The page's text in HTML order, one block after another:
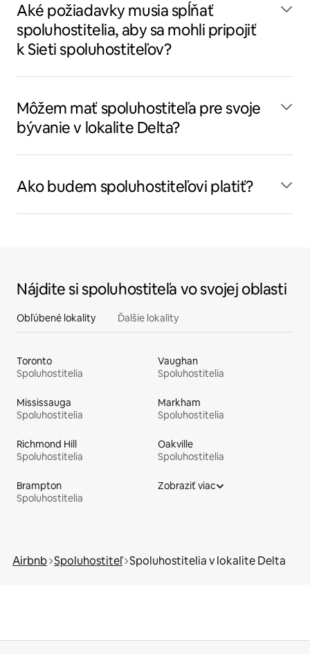
Aké požiadavky musia spĺňať
spoluhostitelia, aby sa mohli pripojiť
k Sieti spoluhostiteľov?
Môžem mať spoluhostiteľa pre svoje
bývanie v lokalite Delta?
Ako budem spoluhostiteľovi platiť?
Nájdite si spoluhostiteľa vo svojej oblasti
Obľúbené lokality Ďalšie lokality
Toronto
Spoluhostitelia
Vaughan
Spoluhostitelia
Mississauga
Spoluhostitelia
Markham
Spoluhostitelia
Richmond Hill
Spoluhostitelia
Oakville
Spoluhostitelia
Brampton
Spoluhostitelia
Zobraziť viac
Airbnb Spoluhostiteľ Spoluhostitelia v lokalite Delta